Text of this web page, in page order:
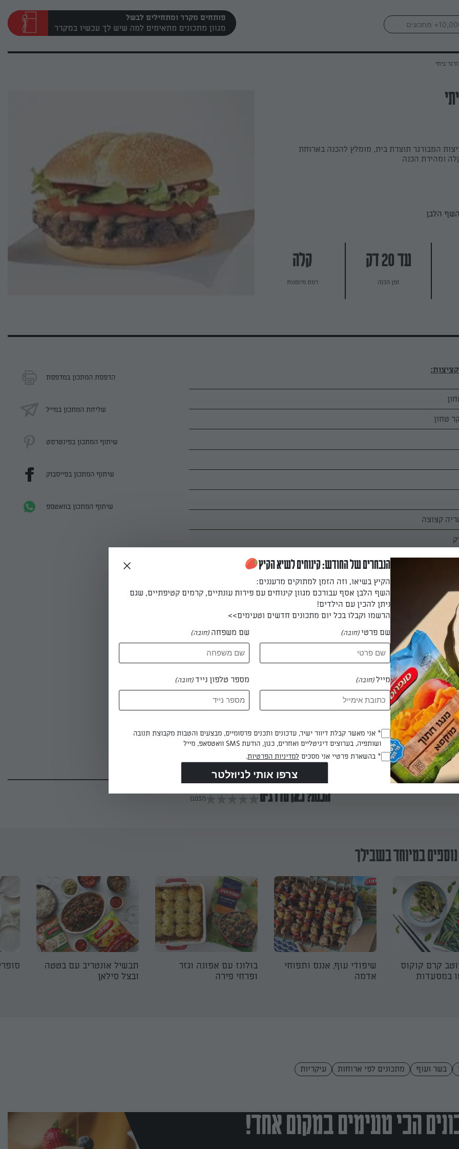
פותחים מקרר ומתחילים לבשל
ביתי
המבורגר תוצרת בית, מומלץ להכנה בארוחת
ומהירת הכנה
הלבן
עד 20 דק
זמן הכנה
קלה
רמת מיומנות
קצוצה
(לקבלת בשר רך)
ביחד כולל הבצל.
על מנגל או לטגן.
הדפסת המתכון במדפסת
שליחת המתכון במייל
שיתוף המתכון בפינטרסט
שיתוף המתכון בפייסבוק
שיתוף המתכון בוואטספ
הכנת? כאן מדרגים (1037)
במיוחד בשבילך
קרם קוקוס
במסעדות
שיפודי עוף, אננס ותפוחי
אדמה
בולונז עם אפונה וגזר
ופרחי פירה
תבשיל אונטריב עם בטטה
ובצל סילאן
בשר ועוף מתכונים לפי ארוחות עיקריות
הכי טעימים במקום אחד!
הנבחרים של החודש: קינוחים לשיא הקיץ
הקיץ בשיאו, וזה הזמן למתוקים מרעננים:
השף הלבן אסף עבורכם מגוון קינוחים עם פירות עונתיים, קרמים קטיפתיים, שגם
ניתן להכין עם הילדים!
הרשמו וקבלו בכל יום מתכונים חדשים וטעימים>>
שם פרטי(חובה) שם משפחה (חובה)
מייל(חובה) מספר טלפון נייד(חובה)
Opt_In
(חובה)
* אני מאשר קבלת דיוור ישיר, עדכונים ותכנים פרסומיים, מבצעים והטבות מקבוצת תנובה
ושותפיה, בערוצים דיגיטליים ואחרים, כגון, הודעת SMS וואטסאפ, מייל
RegulationsApproved
* בהשארת פרטיי אני מסכים למדיניות הפרטיות.